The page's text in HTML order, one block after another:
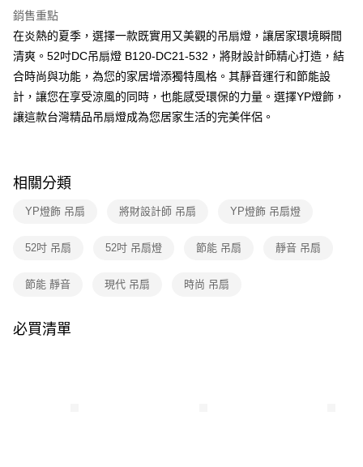
相關說明
【關於「AFTEE先享後付」】
AFTEE先享後付是「在收到商品之後才付款」的支付方式。 讓您購物簡單
便利好安心！
１．簡單：不需註冊會員、不需綁卡、不需儲值。
２．便利：只要手機號碼，簡訊認證，即可結帳。
２．訂單成立數日內，您將收到繳費通知簡訊。
ATM／網路銀行／等多元方式進行付款，方視為交易完成。
後付繳納相關費用。
是否繳費成功／繳費後需取消欲退款等相關疑問，請聯繫「AFTEE先享後付
【注意事項】
新竹貨運宅配
銷售重點
在炎熱的夏季，選擇一款既實用又美觀的吊扇燈，讓居家環境瞬間
清爽。52吋DC吊扇燈 B120-DC21-532，將財設計師精心打造，結
合時尚與功能，為您的家居增添獨特風格。其靜音運行和節能設
計，讓您在享受涼風的同時，也能感受環保的力量。選擇YP燈飾，
讓這款台灣精品吊扇燈成為您居家生活的完美伴侶。
相關分類
YP燈飾 吊扇 將財設計師 吊扇 YP燈飾 吊扇燈
52吋 吊扇 52吋 吊扇燈 節能 吊扇 靜音 吊扇
節能 靜音 現代 吊扇 時尚 吊扇
必買清單